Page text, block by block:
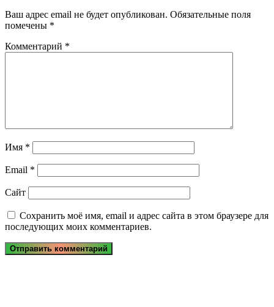
Ваш адрес email не будет опубликован. Обязательные поля
помечены *
Комментарий *
Имя *
Email *
Сайт
Сохранить моё имя, email и адрес сайта в этом браузере для
последующих моих комментариев.